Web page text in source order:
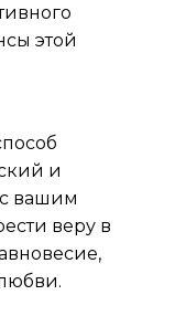
этой
и
вашим
веру в